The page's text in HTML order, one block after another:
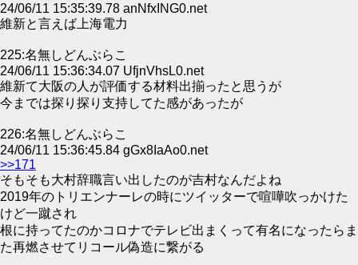
24/06/11 15:35:39.78 anNfxING0.net
維新と言えば上海電力
225:名無しどんぶらこ
24/06/11 15:36:34.07 UfjnVhsL0.net
維新て大阪の人が評価する材料出揃ったと思うが
今までは探り探り支持してた感があったが
226:名無しどんぶらこ
24/06/11 15:36:45.84 gGx8IaAo0.net
>>171
そもそも大村辞職言い出したのが吉村なんだよね
2019年のトリエンナーレの時にツイッターで喧嘩吹っかけた
けど一蹴され
根に持ってたのかコロナでテレビ出まくって有名になったらま
た再燃させてリコール偽造に繋がる